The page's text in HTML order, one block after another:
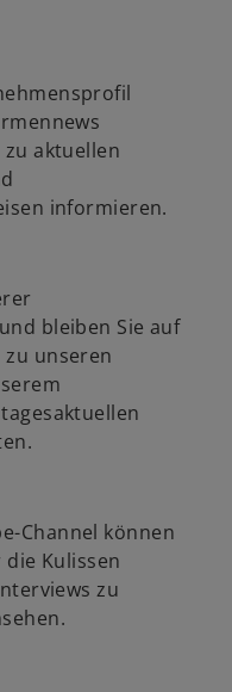
aktuellen
informieren.
bleiben Sie auf
unseren
Channel können
Kulissen
zu